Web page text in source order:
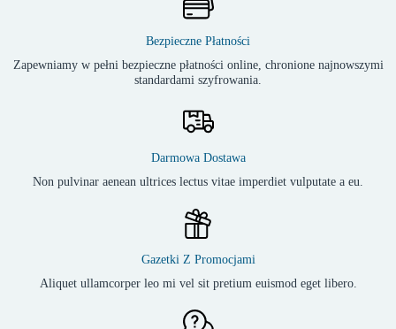
Bezpieczne Płatności
Zapewniamy w pełni bezpieczne płatności online, chronione najnowszymi
standardami szyfrowania.
Darmowa Dostawa
Non pulvinar aenean ultrices lectus vitae imperdiet vulputate a eu.
Gazetki Z Promocjami
Aliquet ullamcorper leo mi vel sit pretium euismod eget libero.